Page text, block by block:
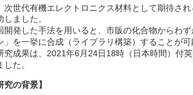
次世代有機エレクトロニクス材料として期待さ
しました。
開発した手法を用いると、市販の化合物からわ
」を一挙に合成（ライブラリ構築）することが可
究成果は、 2021年6 月 24 日 18時（日本時間）付英
した。
究の背景】